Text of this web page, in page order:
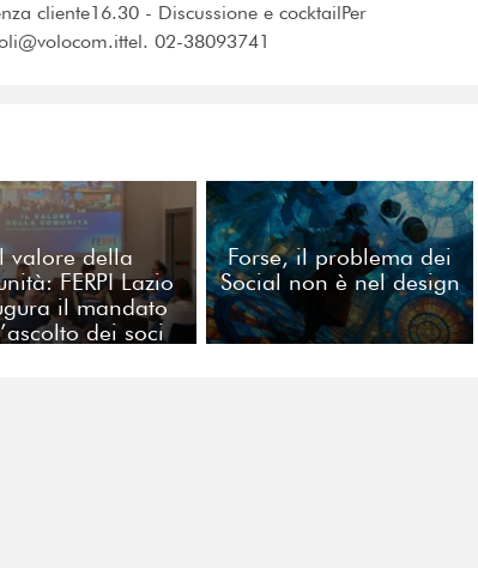
cliente16.30 - Discussione e cocktailPer
02-38093741
valore della
FERPI Lazio
il mandato
dei soci
Forse, il problema dei
Social non è nel design